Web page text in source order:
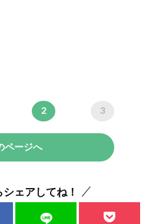
2 3
ページへ
ェアしてね！